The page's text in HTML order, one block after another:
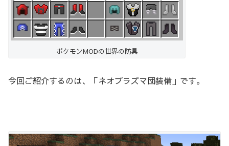
ポケモンMODの世界の防具
今回ご紹介するのは、「ネオプラズマ団装備」です。